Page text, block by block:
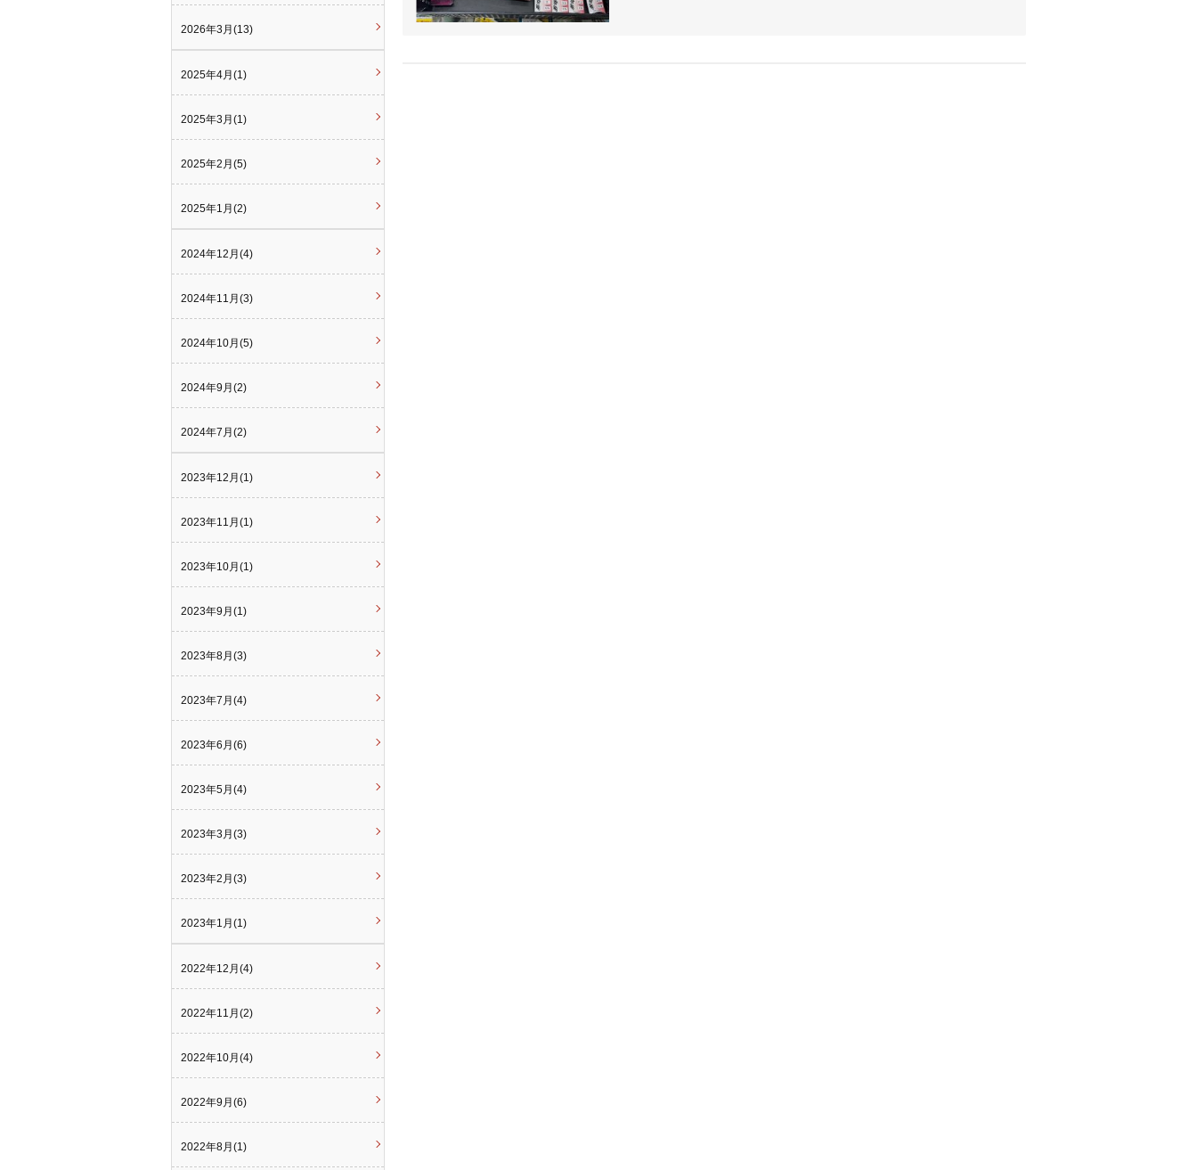
2026年3月(13)
2025年4月(1)
2025年3月(1)
2025年2月(5)
2025年1月(2)
2024年12月(4)
2024年11月(3)
2024年10月(5)
2024年9月(2)
2024年7月(2)
2023年12月(1)
2023年11月(1)
2023年10月(1)
2023年9月(1)
2023年8月(3)
2023年7月(4)
2023年6月(6)
2023年5月(4)
2023年3月(3)
2023年2月(3)
2023年1月(1)
2022年12月(4)
2022年11月(2)
2022年10月(4)
2022年9月(6)
2022年8月(1)